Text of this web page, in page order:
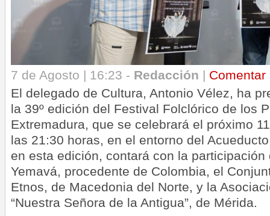
7 de Agosto | 16:23 - Redacción | Comentar
El delegado de Cultura, Antonio Vélez, ha
la 39º edición del Festival Folclórico de los
Extremadura, que se celebrará el próximo
las 21:30 horas, en el entorno del
en esta edición, contará con la participación
Yemavá, procedente de Colombia, el
Etnos, de Macedonia del Norte, y la
“Nuestra Señora de la Antigua”, de Mérida.